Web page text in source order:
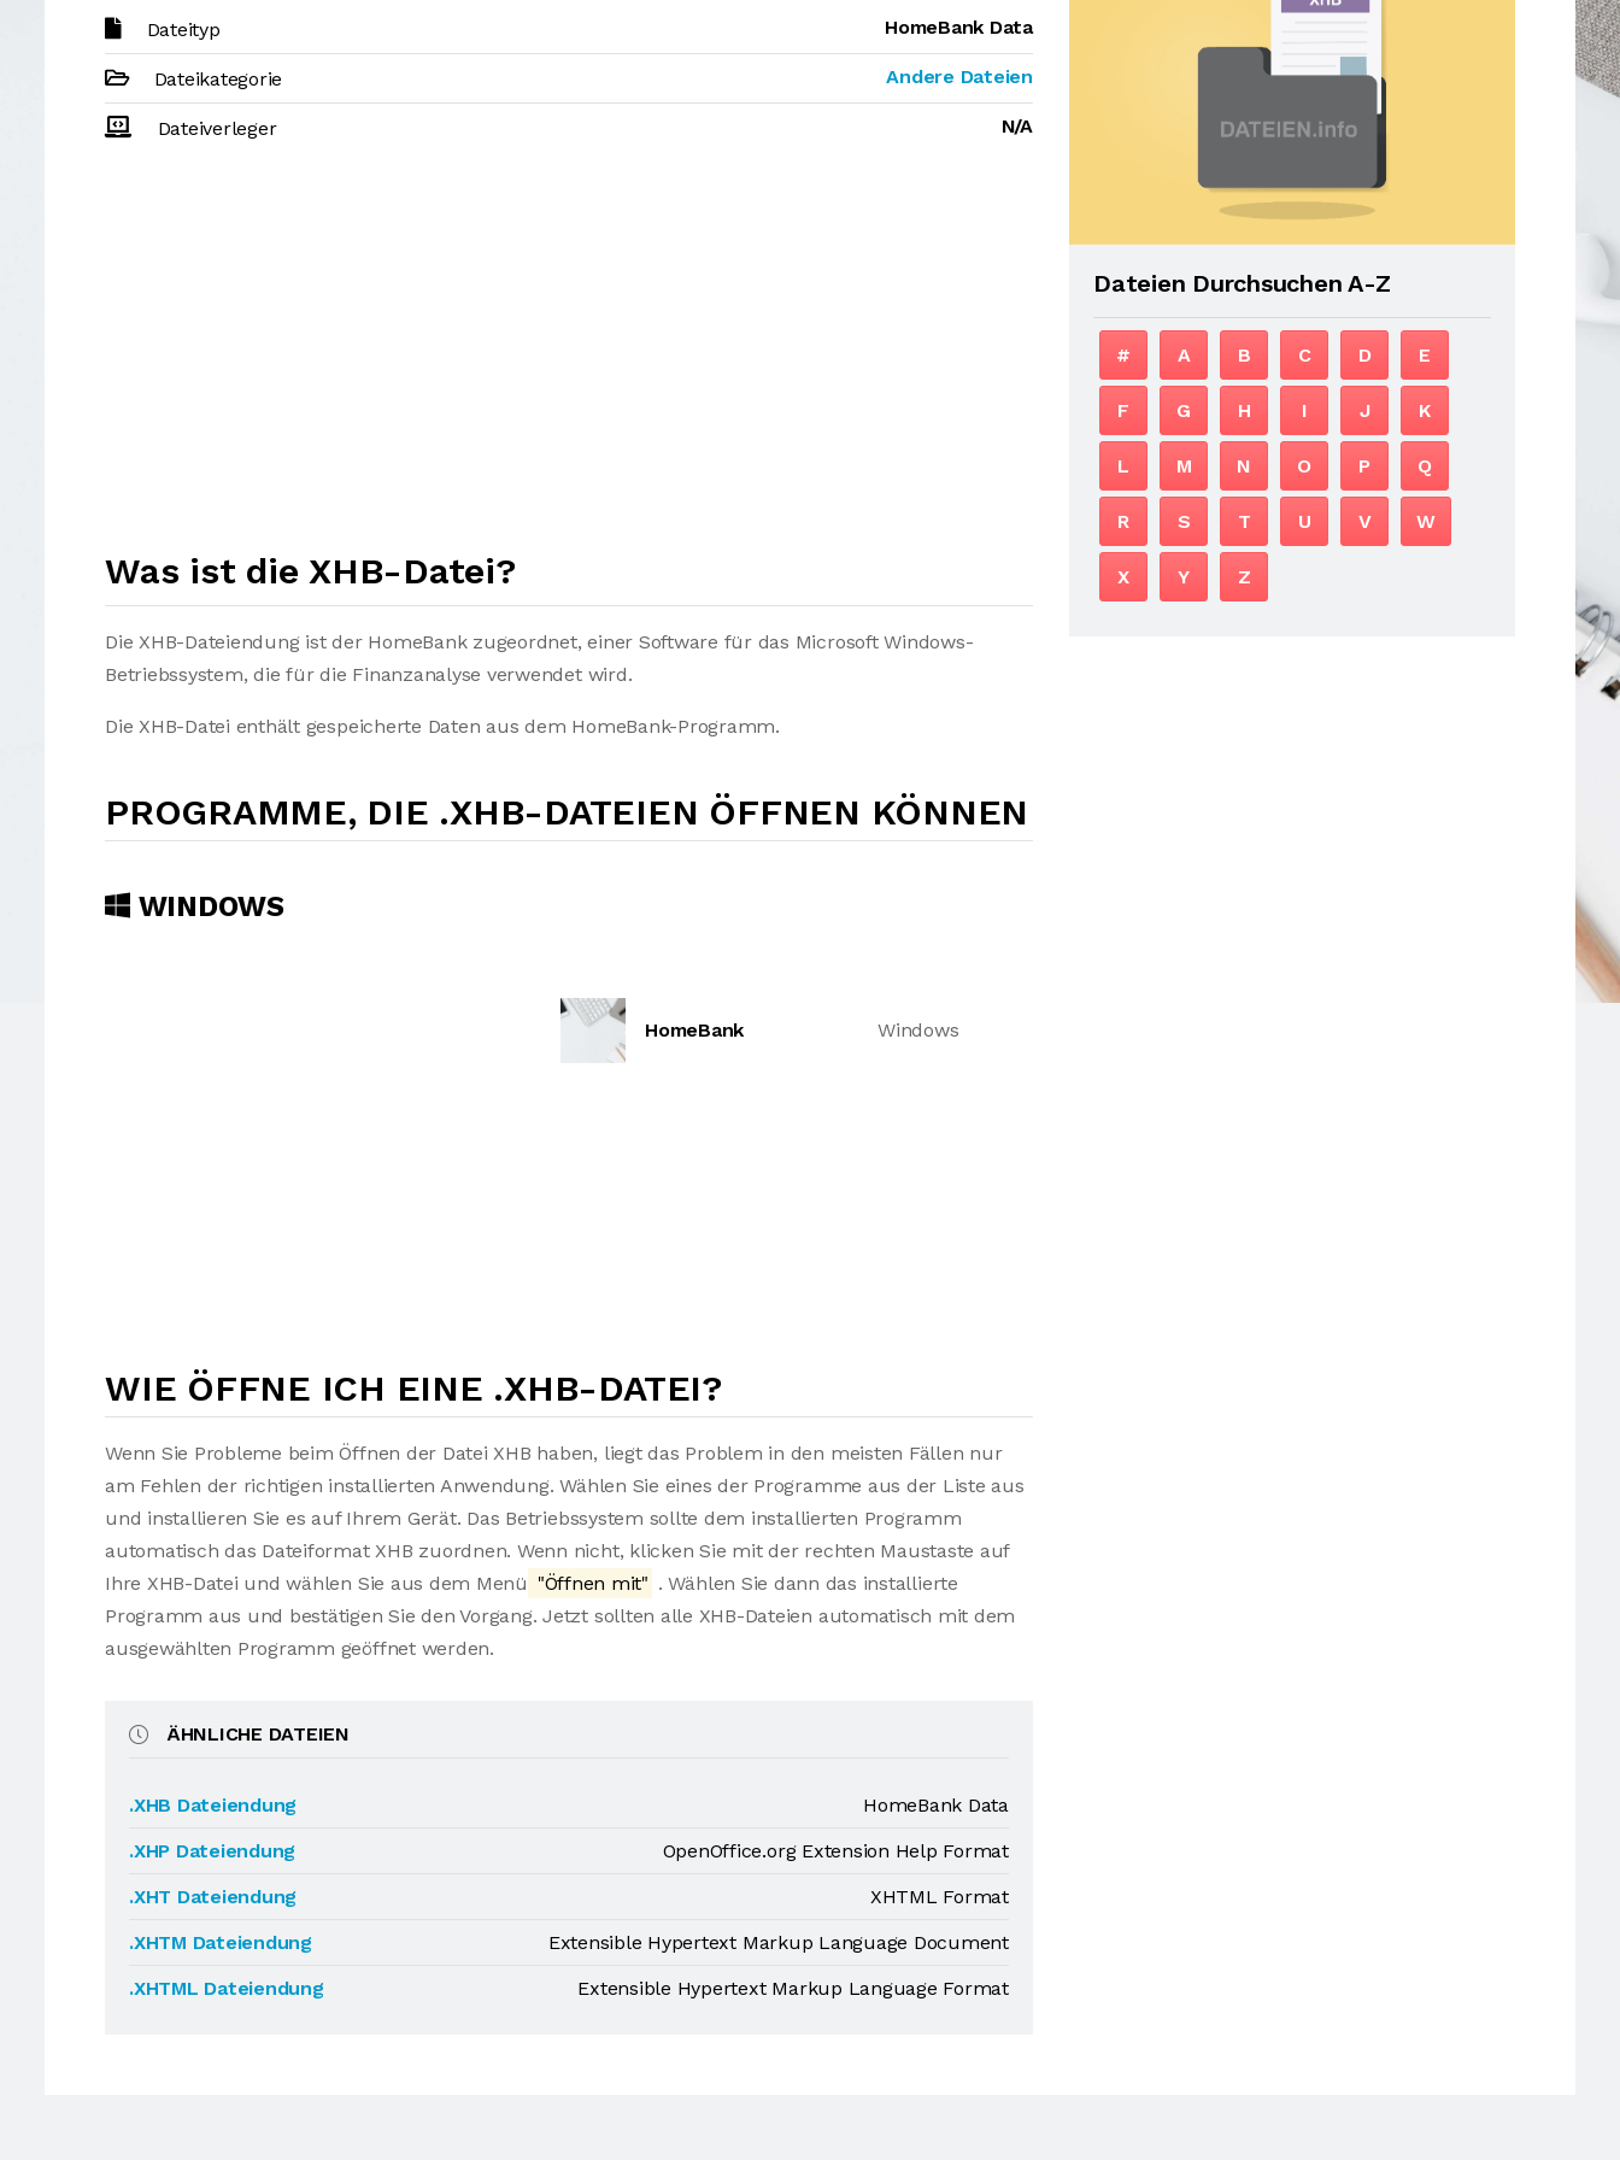
Dateityp HomeBank Data
Dateikategorie Andere Dateien
Dateiverleger N/A
Was ist die XHB-Datei?
Die XHB-Dateiendung ist der HomeBank zugeordnet, einer Software für das Microsoft Windows-
Betriebssystem, die für die Finanzanalyse verwendet wird.
Die XHB-Datei enthält gespeicherte Daten aus dem HomeBank-Programm.
PROGRAMME, DIE .XHB-DATEIEN ÖFFNEN KÖNNEN
WINDOWS
HomeBank Windows
WIE ÖFFNE ICH EINE .XHB-DATEI?
Wenn Sie Probleme beim Öffnen der Datei XHB haben, liegt das Problem in den meisten Fällen nur
am Fehlen der richtigen installierten Anwendung. Wählen Sie eines der Programme aus der Liste aus
und installieren Sie es auf Ihrem Gerät. Das Betriebssystem sollte dem installierten Programm
automatisch das Dateiformat XHB zuordnen. Wenn nicht, klicken Sie mit der rechten Maustaste auf
Ihre XHB-Datei und wählen Sie aus dem Menü "Öffnen mit" . Wählen Sie dann das installierte
Programm aus und bestätigen Sie den Vorgang. Jetzt sollten alle XHB-Dateien automatisch mit dem
ausgewählten Programm geöffnet werden.
ÄHNLICHE DATEIEN
.XHB Dateiendung
HomeBank Data
.XHP Dateiendung
OpenOffice.org Extension Help Format
.XHT Dateiendung
XHTML Format
.XHTM Dateiendung
Extensible Hypertext Markup Language Document
.XHTML Dateiendung
Extensible Hypertext Markup Language Format
Dateien Durchsuchen A-Z
# A B C D E
F G H I J K
L M N O P Q
R S T U V W
X Y Z